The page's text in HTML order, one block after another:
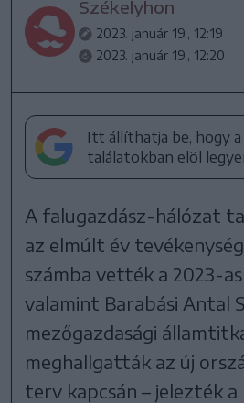
Székelyhon
2023. január 19., 12:19
2023. január 19., 12:20
Itt állíthatja be, hogy a
találatokban elöl
A falugazdász-hálózat
az elmúlt év
számba vették a 2023-
valamint Barabási Antal
mezőgazdasági
meghallgatták az új
terv kapcsán – jelezték a